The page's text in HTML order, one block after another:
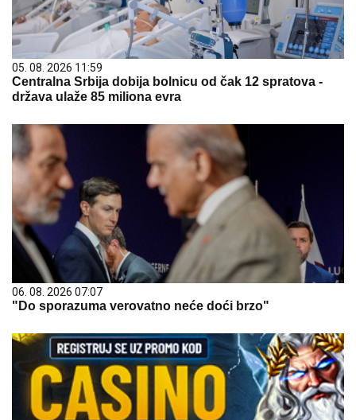
05. 08. 2026 11:59
Centralna Srbija dobija bolnicu od čak 12 spratova -
država ulaže 85 miliona evra
06. 08. 2026 07:07
"Do sporazuma verovatno neće doći brzo"